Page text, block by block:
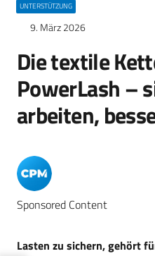
UNTERSTÜTZUNG
9. März 2026
Die textile
PowerLash –
arbeiten,
Sponsored Content
Lasten zu sichern, gehört